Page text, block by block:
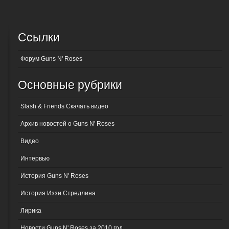
Ссылки
Форум Guns N' Roses
Основные рубрики
Slash & Friends Скачать видео
Архив новостей о Guns N' Roses
Видео
Интервью
История Guns N' Roses
История Иззи Стредлина
Лирика